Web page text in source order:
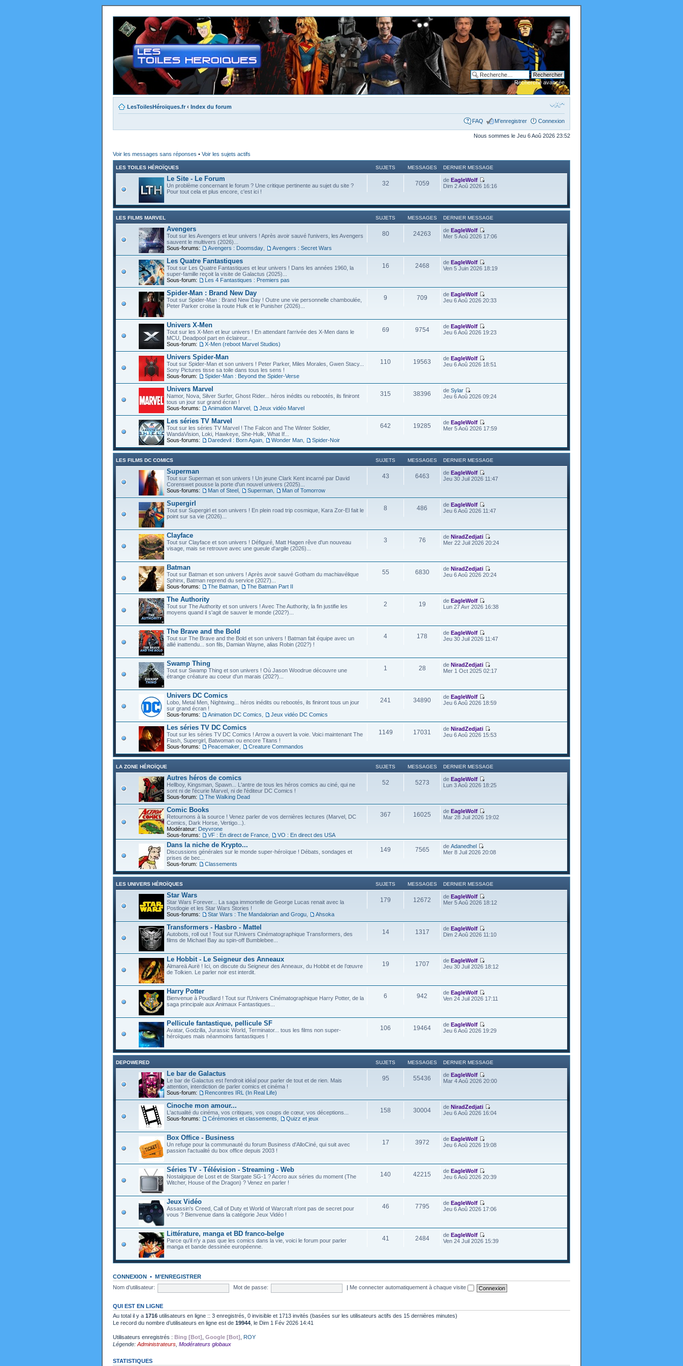
Recherche avancée
LesToilesHéroïques.fr ‹ Index du forum
FAQ M’enregistrer Connexion
Nous sommes le Jeu 6 Aoû 2026 23:52
Voir les messages sans réponses • Voir les sujets actifs
LES TOILES HÉROÏQUES SUJETS MESSAGES DERNIER MESSAGE
Le Site - Le Forum
Un problème concernant le forum ? Une critique pertinente au sujet du site ?
Pour tout cela et plus encore, c'est ici !
32 7059 deEagleWolf
Dim 2 Aoû 2026 16:16
LES FILMS MARVEL SUJETS MESSAGES DERNIER MESSAGE
Avengers
Tout sur les Avengers et leur univers ! Après avoir sauvé l'univers, les Avengers
sauvent le multivers (2026)...
Sous-forums:
Avengers : Doomsday Avengers : Secret Wars
80 24263 deEagleWolf
Mer 5 Aoû 2026 17:06
Les Quatre Fantastiques
Tout sur Les Quatre Fantastiques et leur univers ! Dans les années 1960, la
super-famille reçoit la visite de Galactus (2025)...
Sous-forum:
Les 4 Fantastiques : Premiers pas
16 2468 deEagleWolf
Ven 5 Juin 2026 18:19
Spider-Man : Brand New Day
Tout sur Spider-Man : Brand New Day ! Outre une vie personnelle chamboulée,
Peter Parker croise la route Hulk et le Punisher (2026)...
9 709 deEagleWolf
Jeu 6 Aoû 2026 20:33
Univers X-Men
Tout sur les X-Men et leur univers ! En attendant l'arrivée des X-Men dans le
MCU, Deadpool part en éclaireur...
Sous-forum:
X-Men (reboot Marvel Studios)
69 9754 deEagleWolf
Jeu 6 Aoû 2026 19:23
Univers Spider-Man
Tout sur Spider-Man et son univers ! Peter Parker, Miles Morales, Gwen Stacy...
Sony Pictures tisse sa toile dans tous les sens !
Sous-forum:
Spider-Man : Beyond the Spider-Verse
110 19563 deEagleWolf
Jeu 6 Aoû 2026 18:51
Univers Marvel
Namor, Nova, Silver Surfer, Ghost Rider... héros inédits ou rebootés, ils finiront
tous un jour sur grand écran !
Sous-forums:
Animation Marvel Jeux vidéo Marvel
315 38396 deSylar
Jeu 6 Aoû 2026 09:24
Les séries TV Marvel
Tout sur les séries TV Marvel ! The Falcon and The Winter Soldier,
WandaVision, Loki, Hawkeye, She-Hulk, What If...
Sous-forums:
Daredevil : Born Again Wonder Man Spider-Noir
642 19285 deEagleWolf
Mer 5 Aoû 2026 17:59
LES FILMS DC COMICS SUJETS MESSAGES DERNIER MESSAGE
Superman
Tout sur Superman et son univers ! Un jeune Clark Kent incarné par David
Corenswet pousse la porte d'un nouvel univers (2025)...
Sous-forums:
Man of Steel Superman Man of Tomorrow
43 6463 deEagleWolf
Jeu 30 Juil 2026 11:47
Supergirl
Tout sur Supergirl et son univers ! En plein road trip cosmique, Kara Zor-El fait le
point sur sa vie (2026)...
8 486 deEagleWolf
Jeu 6 Aoû 2026 11:47
Clayface
Tout sur Clayface et son univers ! Défiguré, Matt Hagen rêve d'un nouveau
visage, mais se retrouve avec une gueule d'argile (2026)...
3 76 deNiradZedjati
Mer 22 Juil 2026 20:24
Batman
Tout sur Batman et son univers ! Après avoir sauvé Gotham du machiavélique
Sphinx, Batman reprend du service (2027)...
Sous-forums:
The Batman The Batman Part II
55 6830 deNiradZedjati
Jeu 6 Aoû 2026 20:24
The Authority
Tout sur The Authority et son univers ! Avec The Authority, la fin justifie les
moyens quand il s'agit de sauver le monde (202?)...
2 19 deEagleWolf
Lun 27 Avr 2026 16:38
The Brave and the Bold
Tout sur The Brave and the Bold et son univers ! Batman fait équipe avec un
allié inattendu... son fils, Damian Wayne, alias Robin (202?) !
4 178 deEagleWolf
Jeu 30 Juil 2026 11:47
Swamp Thing
Tout sur Swamp Thing et son univers ! Où Jason Woodrue découvre une
étrange créature au coeur d'un marais (202?)...
1 28 deNiradZedjati
Mer 1 Oct 2025 02:17
Univers DC Comics
Lobo, Metal Men, Nightwing... héros inédits ou rebootés, ils finiront tous un jour
sur grand écran !
Sous-forums:
Animation DC Comics Jeux vidéo DC Comics
241 34890 deEagleWolf
Jeu 6 Aoû 2026 18:59
Les séries TV DC Comics
Tout sur les séries TV DC Comics ! Arrow a ouvert la voie. Voici maintenant The
Flash, Supergirl, Batwoman ou encore Titans !
Sous-forums:
Peacemaker Creature Commandos
1149 17031 deNiradZedjati
Jeu 6 Aoû 2026 15:53
LA ZONE HÉROÏQUE SUJETS MESSAGES DERNIER MESSAGE
Autres héros de comics
Hellboy, Kingsman, Spawn... L'antre de tous les héros comics au ciné, qui ne
sont ni de l'écurie Marvel, ni de l'éditeur DC Comics !
Sous-forum:
The Walking Dead
52 5273 deEagleWolf
Lun 3 Aoû 2026 18:25
Comic Books
Retournons à la source ! Venez parler de vos dernières lectures (Marvel, DC
Comics, Dark Horse, Vertigo...).
Modérateur: Deyvrone
Sous-forums:
VF : En direct de France VO : En direct des USA
367 16025 deEagleWolf
Mar 28 Juil 2026 19:02
Dans la niche de Krypto...
Discussions générales sur le monde super-héroïque ! Débats, sondages et
prises de bec...
Sous-forum:
Classements
149 7565 deAdanedhel
Mer 8 Juil 2026 20:08
LES UNIVERS HÉROÏQUES SUJETS MESSAGES DERNIER MESSAGE
Star Wars
Star Wars Forever... La saga immortelle de George Lucas renait avec la
Postlogie et les Star Wars Stories !
Sous-forums:
Star Wars : The Mandalorian and Grogu Ahsoka
179 12672 deEagleWolf
Mer 5 Aoû 2026 18:12
Transformers - Hasbro - Mattel
Autobots, roll out ! Tout sur l'Univers Cinématographique Transformers, des
films de Michael Bay au spin-off Bumblebee...
14 1317 deEagleWolf
Dim 2 Aoû 2026 11:10
Le Hobbit - Le Seigneur des Anneaux
Almareä Aurë ! Ici, on discute du Seigneur des Anneaux, du Hobbit et de l’œuvre
de Tolkien. Le parler noir est interdit.
19 1707 deEagleWolf
Jeu 30 Juil 2026 18:12
Harry Potter
Bienvenue à Poudlard ! Tout sur l'Univers Cinématographique Harry Potter, de la
saga principale aux Animaux Fantastiques...
6 942 deEagleWolf
Ven 24 Juil 2026 17:11
Pellicule fantastique, pellicule SF
Avatar, Godzilla, Jurassic World, Terminator... tous les films non super-
héroïques mais néanmoins fantastiques !
106 19464 deEagleWolf
Jeu 6 Aoû 2026 19:29
DEPOWERED SUJETS MESSAGES DERNIER MESSAGE
Le bar de Galactus
Le bar de Galactus est l'endroit idéal pour parler de tout et de rien. Mais
attention, interdiction de parler comics et cinéma !
Sous-forum:
Rencontres IRL (In Real Life)
95 55436 deEagleWolf
Mar 4 Aoû 2026 20:00
Cinoche mon amour...
L'actualité du cinéma, vos critiques, vos coups de cœur, vos déceptions...
Sous-forums:
Cérémonies et classements Quizz et jeux
158 30004 deNiradZedjati
Jeu 6 Aoû 2026 16:04
Box Office - Business
Un refuge pour la communauté du forum Business d'AlloCiné, qui suit avec
passion l'actualité du box office depuis 2003 !
17 3972 deEagleWolf
Jeu 6 Aoû 2026 19:08
Séries TV - Télévision - Streaming - Web
Nostalgique de Lost et de Stargate SG-1 ? Accro aux séries du moment (The
Witcher, House of the Dragon) ? Venez en parler !
140 42215 deEagleWolf
Jeu 6 Aoû 2026 20:39
Jeux Vidéo
Assassin's Creed, Call of Duty et World of Warcraft n'ont pas de secret pour
vous ? Bienvenue dans la catégorie Jeux Vidéo !
46 7795 deEagleWolf
Jeu 6 Aoû 2026 17:06
Littérature, manga et BD franco-belge
Parce qu'il n'y a pas que les comics dans la vie, voici le forum pour parler
manga et bande dessinée européenne.
41 2484 deEagleWolf
Ven 24 Juil 2026 15:39
CONNEXION • M’ENREGISTRER
Nom d’utilisateur:
Mot de passe: Me connecter automatiquement à chaque visite
QUI EST EN LIGNE
Au total il y a 1716 utilisateurs en ligne :: 3 enregistrés, 0 invisible et 1713 invités (basées sur les utilisateurs actifs des 15 dernières minutes)
Le record du nombre d’utilisateurs en ligne est de 19944 , le Dim 1 Fév 2026 14:41
Utilisateurs enregistrés : Bing [Bot] Google [Bot]
ROY
Légende: Administrateurs Modérateurs globaux
STATISTIQUES